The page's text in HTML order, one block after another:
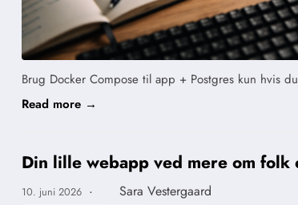
Brug Docker Compose til app + Postgres kun hvis
Read more →
Din lille webapp ved mere om folk
10. juni 2026 · Sara Vestergaard